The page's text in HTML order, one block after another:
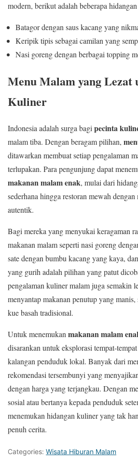
modern, berikut adalah beberapa
Batagor dengan saus kacang yang
Keripik tipis sebagai camilan yang
Nasi goreng dengan berbagai topping
Menu Malam yang Lezat
Kuliner
Indonesia adalah surga bagi pecinta
malam tiba. Dengan beragam pilihan,
ditawarkan membuat setiap pengalaman
terlupakan. Para pengunjung dapat
makanan malam enak, mulai dari
sederhana hingga restoran mewah
autentik.
Bagi mereka yang menyukai keragaman
makanan malam seperti nasi goreng
sate dengan bumbu kacang yang kaya,
yang gurih adalah pilihan yang patut
pengalaman kuliner malam juga semakin
menyantap makanan penutup yang manis,
kue basah tradisional.
Untuk menemukan makanan malam
disarankan untuk eksplorasi tempat-
kalangan penduduk lokal. Banyak dari
rekomendasi tersembunyi yang
dengan harga yang terjangkau. Dengan
sosial atau bertanya kepada penduduk
menemukan hidangan kuliner yang tak
penuh cerita.
Categories: Wisata Hiburan Malam